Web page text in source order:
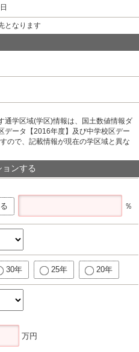
となります
通学区域(学区)情報は、国土数値情報ダ
データ【2016年度】及び中学校区デー
ので、記載情報が現在の学区域と異な
ンする
％
30年 25年 20年
万円